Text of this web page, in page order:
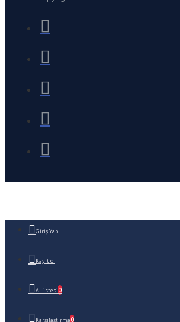
Giriş Yap
Kayıt ol
A.Listesi0
Karşılaştırma0